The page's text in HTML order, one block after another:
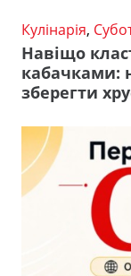
Кулінарія,
Навіщо
кабачками:
зберегти